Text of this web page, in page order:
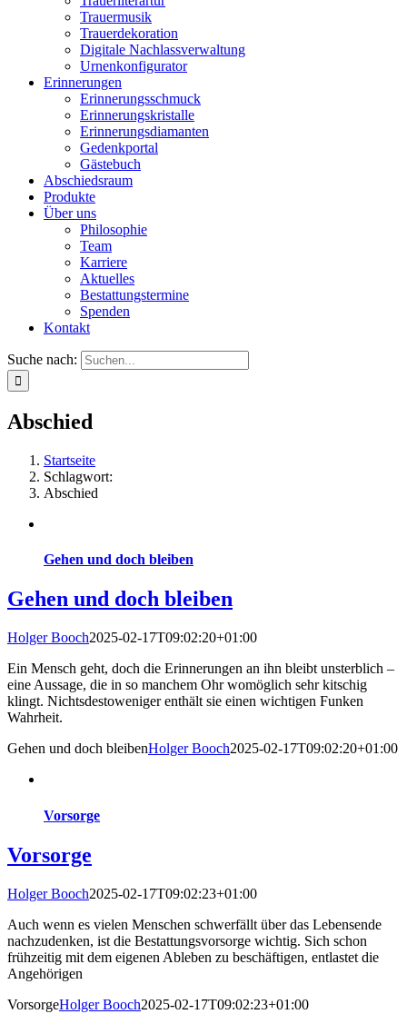
Trauermusik
Trauerdekoration
Digitale Nachlassverwaltung
Urnenkonfigurator
Erinnerungen
Erinnerungsschmuck
Erinnerungskristalle
Erinnerungsdiamanten
Gedenkportal
Gästebuch
Abschiedsraum
Produkte
Über uns
Philosophie
Team
Karriere
Aktuelles
Bestattungstermine
Spenden
Kontakt
Suche nach:
Abschied
Startseite
Schlagwort:
Abschied
Gehen und doch bleiben
Gehen und doch bleiben
Holger Booch2025-02-17T09:02:20+01:00
Ein Mensch geht, doch die Erinnerungen an ihn bleibt unsterblich –
eine Aussage, die in so manchem Ohr womöglich sehr kitschig
klingt. Nichtsdestoweniger enthält sie einen wichtigen Funken
Wahrheit.
Gehen und doch bleibenHolger Booch2025-02-17T09:02:20+01:00
Vorsorge
Vorsorge
Holger Booch2025-02-17T09:02:23+01:00
Auch wenn es vielen Menschen schwerfällt über das Lebensende
nachzudenken, ist die Bestattungsvorsorge wichtig. Sich schon
frühzeitig mit dem eigenen Ableben zu beschäftigen, entlastet die
Angehörigen
VorsorgeHolger Booch2025-02-17T09:02:23+01:00